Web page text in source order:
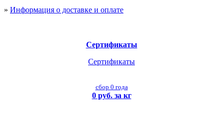
» Информация о доставке и оплате
Сертификаты
Сертификаты
сбор 0 года
0 руб. за кг